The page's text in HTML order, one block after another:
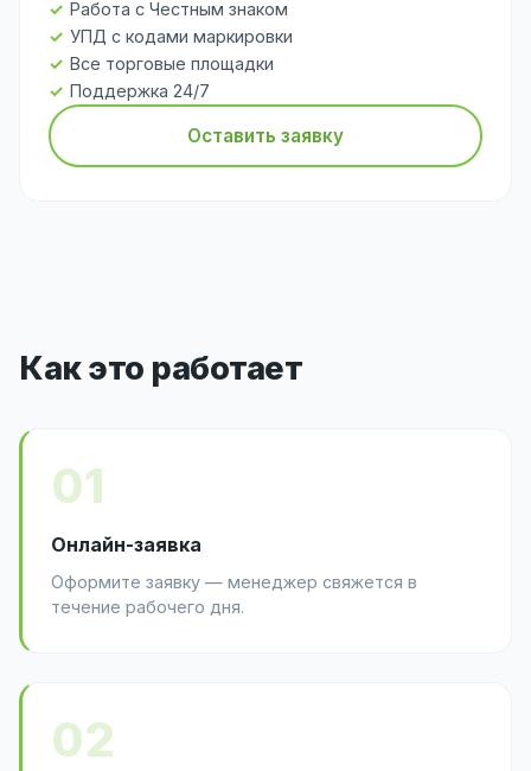
Работа с Честным знаком
УПД с кодами маркировки
Все торговые площадки
Поддержка 24/7
Оставить заявку
Как это работает
01
Онлайн-заявка
Оформите заявку — менеджер свяжется в
течение рабочего дня.
02